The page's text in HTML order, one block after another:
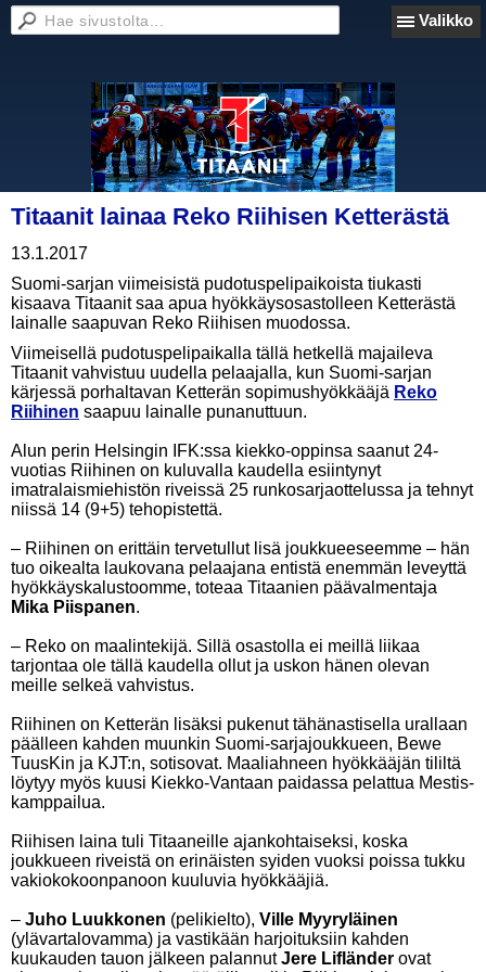
Valikko
Titaanit lainaa Reko Riihisen Ketterästä
13.1.2017
Suomi-sarjan viimeisistä pudotuspelipaikoista tiukasti
kisaava Titaanit saa apua hyökkäysosastolleen Ketterästä
lainalle saapuvan Reko Riihisen muodossa.
Viimeisellä pudotuspelipaikalla tällä hetkellä majaileva
Titaanit vahvistuu uudella pelaajalla, kun Suomi-sarjan
kärjessä porhaltavan Ketterän sopimushyökkääjä Reko
Riihinen saapuu lainalle punanuttuun.
Alun perin Helsingin IFK:ssa kiekko-oppinsa saanut 24-
vuotias Riihinen on kuluvalla kaudella esiintynyt
imatralaismiehistön riveissä 25 runkosarjaottelussa ja tehnyt
niissä 14 (9+5) tehopistettä.
– Riihinen on erittäin tervetullut lisä joukkueeseemme – hän
tuo oikealta laukovana pelaajana entistä enemmän leveyttä
hyökkäyskalustoomme, toteaa Titaanien päävalmentaja
Mika Piispanen.
– Reko on maalintekijä. Sillä osastolla ei meillä liikaa
tarjontaa ole tällä kaudella ollut ja uskon hänen olevan
meille selkeä vahvistus.
Riihinen on Ketterän lisäksi pukenut tähänastisella urallaan
päälleen kahden muunkin Suomi-sarjajoukkueen, Bewe
TuusKin ja KJT:n, sotisovat. Maaliahneen hyökkääjän tililtä
löytyy myös kuusi Kiekko-Vantaan paidassa pelattua Mestis-
kamppailua.
Riihisen laina tuli Titaaneille ajankohtaiseksi, koska
joukkueen riveistä on erinäisten syiden vuoksi poissa tukku
vakiokokoonpanoon kuuluvia hyökkääjiä.
– Juho Luukkonen (pelikielto), Ville Myyryläinen
(ylävartalovamma) ja vastikään harjoituksiin kahden
kuukauden tauon jälkeen palannutJere Lifländer ovat